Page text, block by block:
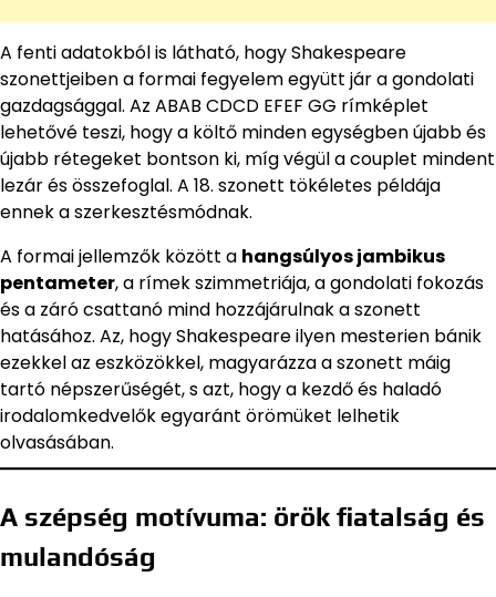
A fenti adatokból is látható, hogy Shakespeare
szonettjeiben a formai fegyelem együtt jár a gondolati
gazdagsággal. Az ABAB CDCD EFEF GG rímképlet
lehetővé teszi, hogy a költő minden egységben újabb és
újabb rétegeket bontson ki, míg végül a couplet mindent
lezár és összefoglal. A 18. szonett tökéletes példája
ennek a szerkesztésmódnak.
A formai jellemzők között a hangsúlyos jambikus
pentameter, a rímek szimmetriája, a gondolati fokozás
és a záró csattanó mind hozzájárulnak a szonett
hatásához. Az, hogy Shakespeare ilyen mesterien bánik
ezekkel az eszközökkel, magyarázza a szonett máig
tartó népszerűségét, s azt, hogy a kezdő és haladó
irodalomkedvelők egyaránt örömüket lelhetik
olvasásában.
A szépség motívuma: örök fiatalság és
mulandóság